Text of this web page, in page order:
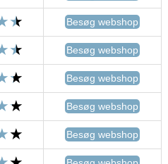
Besøg webshop
Besøg webshop
Besøg webshop
Besøg webshop
Besøg webshop